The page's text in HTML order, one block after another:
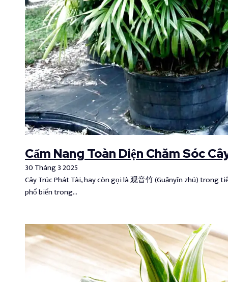
Cẩm Nang Toàn Diện Chăm Sóc
30 Tháng 3 2025
Cây Trúc Phát Tài, hay còn gọi là 观音竹 (Guānyīn zhú) trong
phổ biến trong…